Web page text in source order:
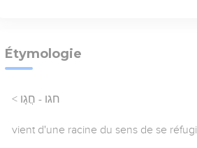
Étymologie
< חגו - חֲגָו
vient d'une racine du sens de se